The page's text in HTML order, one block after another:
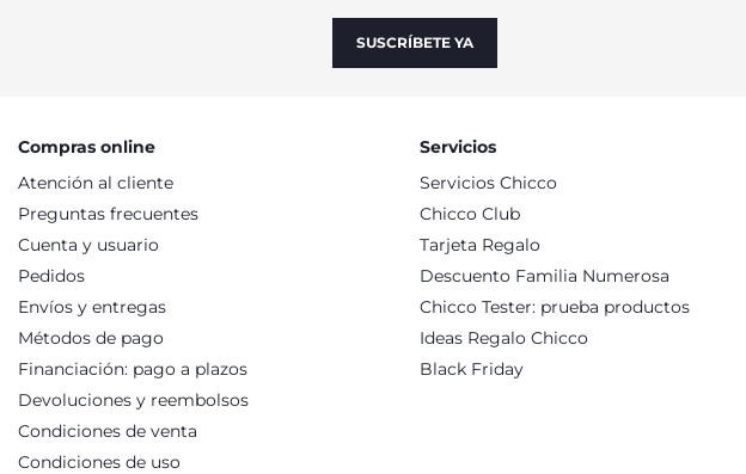
SUSCRÍBETE YA
Compras online
Atención al cliente
Preguntas frecuentes
Cuenta y usuario
Pedidos
Envíos y entregas
Métodos de pago
Financiación: pago a plazos
Devoluciones y reembolsos
Condiciones de venta
Condiciones de uso
Servicios
Servicios Chicco
Chicco Club
Tarjeta Regalo
Descuento Familia Numerosa
Chicco Tester: prueba productos
Ideas Regalo Chicco
Black Friday